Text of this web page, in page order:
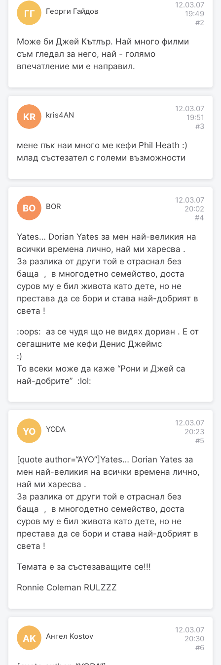
ГГ Георги Гайдов
12.03.07
19:49
#2
Може би Джей Кътлър. Най много филми
съм гледал за него, най - голямо
впечатление ми е направил.
KR kris4AN
12.03.07
19:51
#3
мене пък наи много ме кефи Phil Heath :)
млад състезател с големи възможности
BO BOR
12.03.07
20:02
#4
Yates… Dorian Yates за мен най-великия на
всички времена лично, най ми харесва .
За разлика от други той е отраснал без
баща , в многодетно семейство, доста
суров му е бил живота като дете, но не
престава да се бори и става най-добрият в
света !
:oops: аз се чудя що не видях дориан . Е от
сегашните ме кефи Денис Джеймс
:)
То всеки може да каже “Рони и Джей са
най-добрите” :lol:
YO YODA
12.03.07
20:23
#5
[quote author=“AYO”]Yates… Dorian Yates за
мен най-великия на всички времена лично,
най ми харесва .
За разлика от други той е отраснал без
баща , в многодетно семейство, доста
суров му е бил живота като дете, но не
престава да се бори и става най-добрият в
света !
Темата е за състезаващите се!!!
Ronnie Coleman RULZZZ
АK Ангел Kostov
12.03.07
20:30
#6